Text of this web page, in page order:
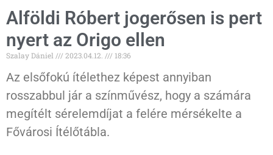
Alföldi Róbert jogerősen is pert
nyert az Origo ellen
Szalay Dániel 2023.04.12. 18:36
Az elsőfokú ítélethez képest annyiban
rosszabbul jár a színművész, hogy a számára
megítélt sérelemdíjat a felére mérsékelte a
Fővárosi Ítélőtábla.